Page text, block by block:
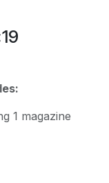
1 magazine